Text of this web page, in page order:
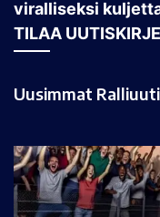
viralliseksi
TILAA UUTISKIRJE
Uusimmat